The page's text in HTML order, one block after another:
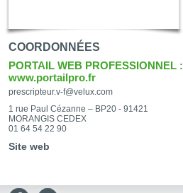
COORDONNÉES
PORTAIL WEB PROFESSIONNEL :
www.portailpro.fr
prescripteur.v-f@velux.com
1 rue Paul Cézanne – BP20 - 91421
MORANGIS CEDEX
01 64 54 22 90
Site web